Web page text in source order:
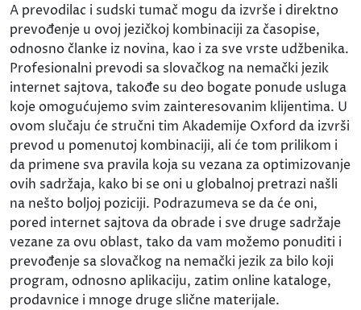
A prevodilac i sudski tumač mogu da izvrše i direktno
prevođenje u ovoj jezičkoj kombinaciji za časopise,
odnosno članke iz novina, kao i za sve vrste udžbenika.
Profesionalni prevodi sa slovačkog na nemački jezik
internet sajtova, takođe su deo bogate ponude usluga
koje omogućujemo svim zainteresovanim klijentima. U
ovom slučaju će stručni tim Akademije Oxford da izvrši
prevod u pomenutoj kombinaciji, ali će tom prilikom i
da primene sva pravila koja su vezana za optimizovanje
ovih sadržaja, kako bi se oni u globalnoj pretrazi našli
na nešto boljoj poziciji. Podrazumeva se da će oni,
pored internet sajtova da obrade i sve druge sadržaje
vezane za ovu oblast, tako da vam možemo ponuditi i
prevođenje sa slovačkog na nemački jezik za bilo koji
program, odnosno aplikaciju, zatim online kataloge,
prodavnice i mnoge druge slične materijale.